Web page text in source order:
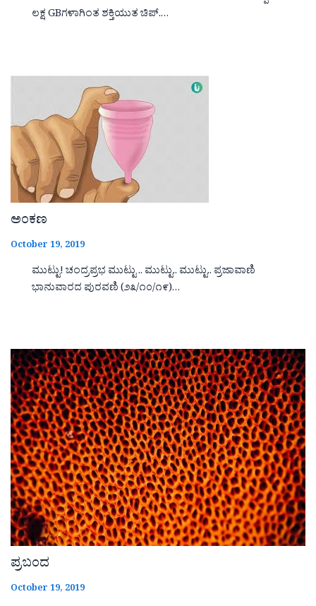
ಲಕ್ಷ GBಗಳಾಗಿಂತ ಶಕ್ತಿಯುತ ಚಿಪ್.…
ಅಂಕಣ
October 19, 2019
ಮುಟ್ಟು! ಚಂದ್ರಪ್ರಭ ಮುಟ್ಟು .. ಮುಟ್ಟು.. ಮುಟ್ಟು.. ಪ್ರಜಾವಾಣಿ
ಭಾನುವಾರದ ಪುರವಣಿ (೨೩/೧೦/೧೯)…
ಪ್ರಬಂದ
October 19, 2019